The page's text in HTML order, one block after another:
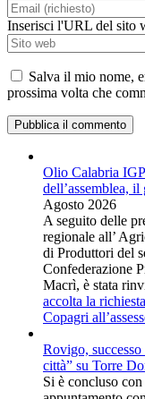
Inserisci l'URL del sito
Salva il mio nome,
prossima volta che
Olio Calabria
dell’assemblea,
Agosto 2026
A seguito delle
regionale all’
di Produttori del
Confederazione
Macrì, è stata
accolta la
Copagri
Rovigo,
città” su Torre
Si è concluso